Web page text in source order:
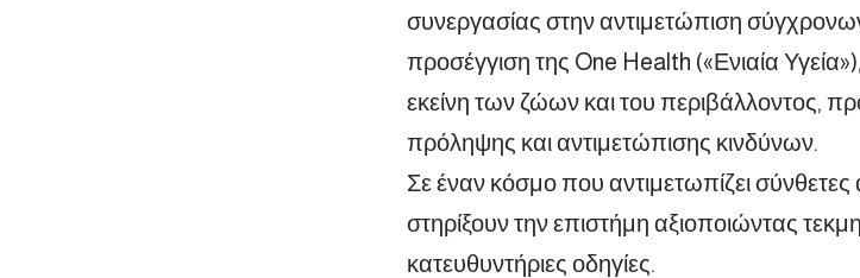
συνεργασίας στην αντιμετώπιση
προσέγγιση της One Health («Ενιαία
εκείνη των ζώων και του περιβάλλοντος,
πρόληψης και αντιμετώπισης κινδύνων.
Σε έναν κόσμο που αντιμετωπίζει σύνθετες
στηρίξουν την επιστήμη αξιοποιώντας
κατευθυντήριες οδηγίες.